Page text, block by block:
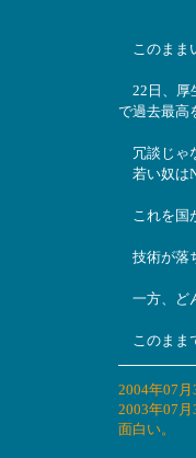
このまま
22日、厚
で過去最高
冗談じゃ
若い奴は
これを国
技術が落
一方、ど
このまま
2004年07
2003年07
面白い。